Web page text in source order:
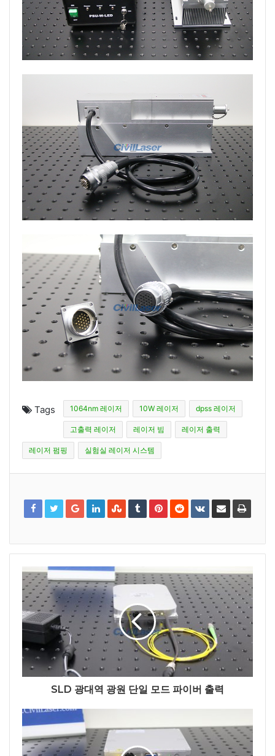
Tags 1064nm 레이저 10W 레이저 dpss 레이저
고출력 레이저 레이저 빔 레이저 출력
레이저 펌핑 실험실 레이저 시스템
SLD 광대역 광원 단일 모드 파이버 출력